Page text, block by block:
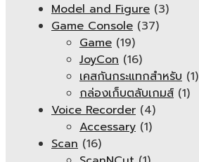
Model and Figure (3)
Game Console (37)
Game (19)
JoyCon (16)
เคสกันกระแทกสำหรับ (1)
กล่องเก็บตลับเกมส์ (1)
Voice Recorder (4)
Accessary (1)
Scan (16)